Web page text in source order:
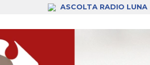
ASCOLTA RADIO LUNA